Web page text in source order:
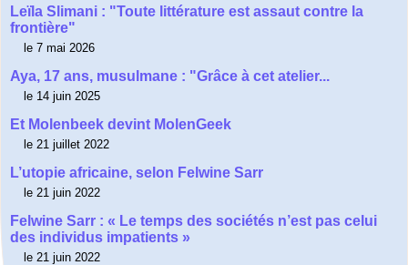
Leïla Slimani : "Toute littérature est assaut contre la
frontière"
le 7 mai 2026
Aya, 17 ans, musulmane : "Grâce à cet atelier...
le 14 juin 2025
Et Molenbeek devint MolenGeek
le 21 juillet 2022
L’utopie africaine, selon Felwine Sarr
le 21 juin 2022
Felwine Sarr : « Le temps des sociétés n’est pas celui
des individus impatients »
le 21 juin 2022